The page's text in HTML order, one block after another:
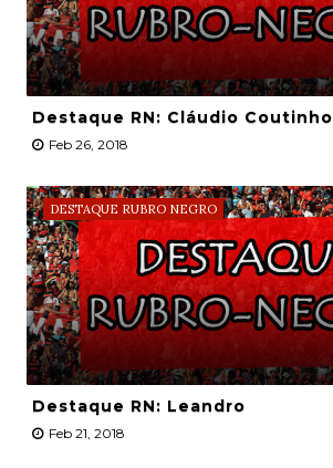
Destaque RN: Cláudio Coutinho
Feb 26, 2018
DESTAQUE RUBRO NEGRO
Destaque RN: Leandro
Feb 21, 2018